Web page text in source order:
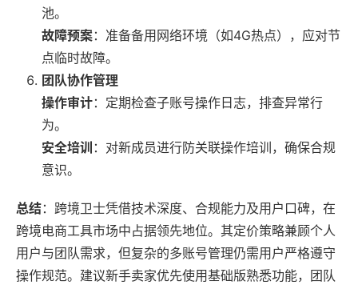
池。
故障预案：准备备用网络环境（如4G热点），应对节
点临时故障。
团队协作管理
操作审计：定期检查子账号操作日志，排查异常行
为。
安全培训 ：对新成员进行防关联操作培训，确保合规
意识。
总结：跨境卫士凭借技术深度、合规能力及用户口碑，在
跨境电商工具市场中占据领先地位。其定价策略兼顾个人
用户与团队需求，但复杂的多账号管理仍需用户严格遵守
操作规范。建议新手卖家优先使用基础版熟悉功能，团队